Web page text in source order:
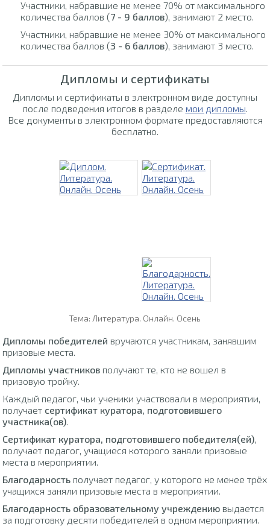
Участники, набравшие не менее 70% от максимального
количества баллов (7 - 9 баллов), занимают 2 место.
Участники, набравшие не менее 30% от максимального
количества баллов (3 - 6 баллов), занимают 3 место.
Дипломы и сертификаты
Дипломы и сертификаты в электронном виде доступны
после подведения итогов в разделе мои дипломы.
Все документы в электронном формате предоставляются
бесплатно.
Тема: Литература. Онлайн. Осень
Дипломы победителей вручаются участникам, занявшим
призовые места.
Дипломы участников получают те, кто не вошел в
призовую тройку.
Каждый педагог, чьи ученики участвовали в мероприятии,
получает сертификат куратора, подготовившего
участника(ов)
Сертификат куратора, подготовившего победителя(ей)
получает педагог, учащиеся которого заняли призовые
места в мероприятии.
Благодарность получает педагог, у которого не менее трёх
учащихся заняли призовые места в мероприятии.
Благодарность образовательному учреждению выдается
за подготовку десяти победителей в одном мероприятии.